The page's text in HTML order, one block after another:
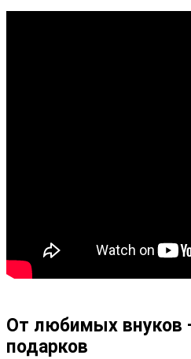
От любимых внуков
подарков